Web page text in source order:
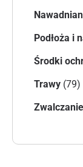
Podłoża i
Środki
Trawy 79